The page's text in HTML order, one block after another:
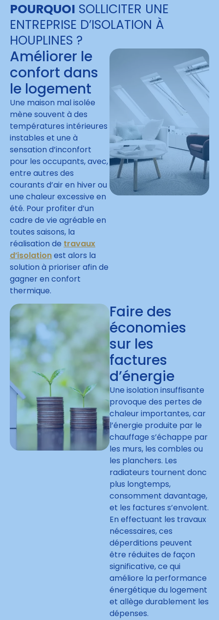
POURQUOI SOLLICITER UNE
ENTREPRISE D’ISOLATION À
HOUPLINES ?
Améliorer le
confort dans
le logement
Une maison mal isolée
mène souvent à des
températures intérieures
instables et une à
sensation d’inconfort
pour les occupants, avec,
entre autres des
courants d’air en hiver ou
une chaleur excessive en
été. Pour profiter d’un
cadre de vie agréable en
toutes saisons, la
réalisation de travaux
d’isolationest alors la
solution à prioriser afin de
gagner en confort
thermique.
Faire des
économies
sur les
factures
d’énergie
Une isolation insuffisante
provoque des pertes de
chaleur importantes, car
l’énergie produite par le
chauffage s’échappe par
les murs, les combles ou
les planchers. Les
radiateurs tournent donc
plus longtemps,
consomment davantage,
et les factures s’envolent.
En effectuant les travaux
nécessaires, ces
déperditions peuvent
être réduites de façon
significative, ce qui
améliore la performance
énergétique du logement
et allège durablement les
dépenses.